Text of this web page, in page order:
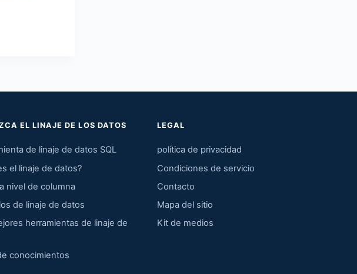
EL LINAJE DE LOS DATOS
de linaje de datos SQL
el linaje de datos?
nivel de columna
de linaje de datos
herramientas de linaje de
conocimientos
LEGAL
política de privacidad
Condiciones de servicio
Contacto
Mapa del sitio
Kit de medios